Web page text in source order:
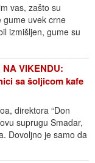
vas, zašto su
gume uvek crne
izmišljen, gume su
NA VIKENDU:
sa šoljicom kafe
direktora “Don
suprugu Smadar,
Dovoljno je samo da